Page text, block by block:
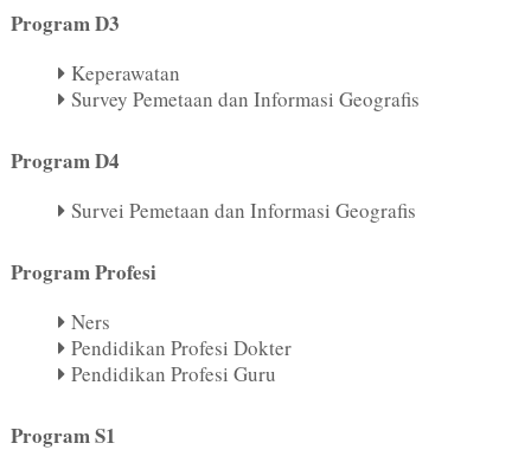
Program D3
Keperawatan
Survey Pemetaan dan Informasi Geografis
Program D4
Survei Pemetaan dan Informasi Geografis
Program Profesi
Ners
Pendidikan Profesi Dokter
Pendidikan Profesi Guru
Program S1